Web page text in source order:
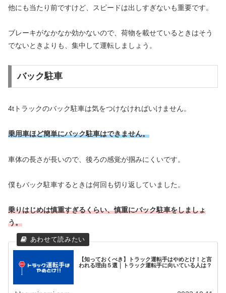
他にも当たり前ですけど、スピードは出しすぎないも重要です。
ブレーキがなかなか効かないので、荷物を載せているときはそう
でないときよりも、集中して運転しましょう。
バック駐車
4tトラックのバック駐車は気をつけなければいけません。
乗用車ほど簡単にバック駐車はできません。
車体の長さが長いので、後ろの感覚が掴みにくいです。
僕もバック駐車するときは何回も切り返していました。
乗りはじめは慎重すぎるくらい、慎重にバック駐車をしましょ
う。
【知っておくべき】トラック運転手はやめとけ！と言
われる理由５選｜トラック運転手に向いている人は？